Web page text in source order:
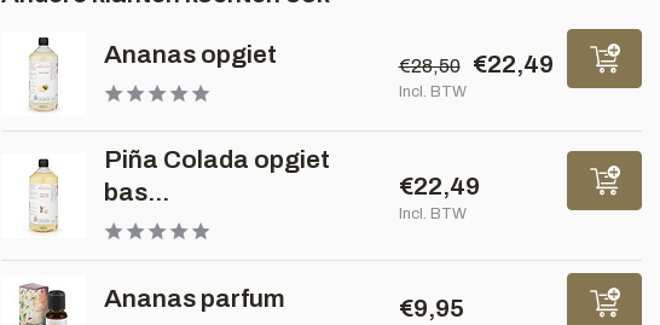
Ananas opgiet €28,50 €22,49
Incl. BTW
Piña Colada opgiet
bas...
€22,49
Incl. BTW
Ananas parfum €9,95